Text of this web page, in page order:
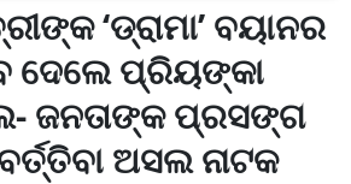
‘ଡ୍ରାମା’ ବୟାନର
ଦେଲେ ପ୍ରିୟଙ୍କା
ଜନତାଙ୍କ ପ୍ରସଙ୍ଗ
ଅସଲ ନାଟକ